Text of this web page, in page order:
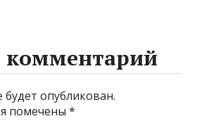
комментарий
опубликован.
помечены*